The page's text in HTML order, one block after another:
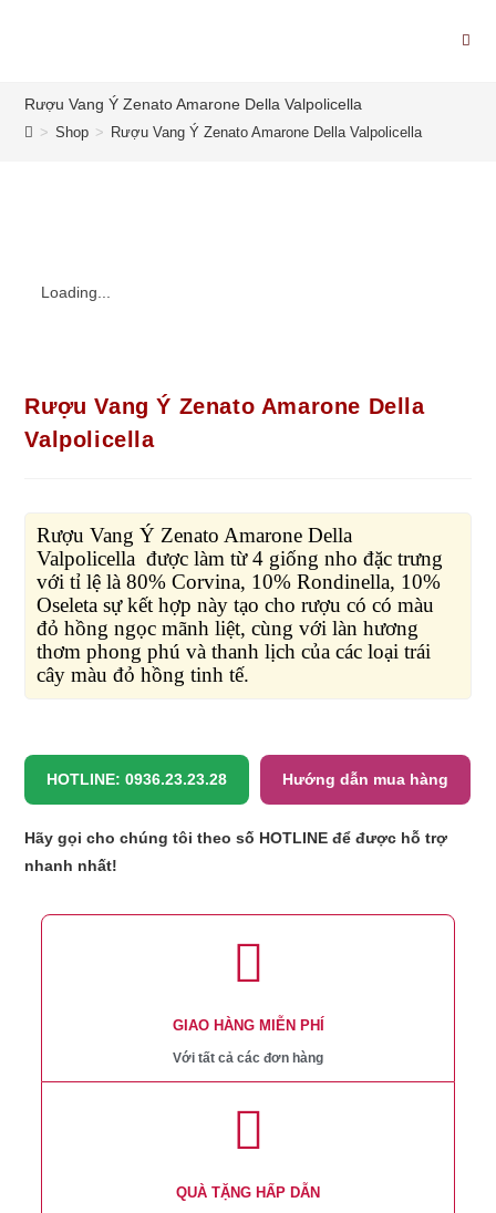
Rượu Vang Ý Zenato Amarone Della Valpolicella
> Shop > Rượu Vang Ý Zenato Amarone Della Valpolicella
Loading...
Rượu Vang Ý Zenato Amarone Della
Valpolicella
Rượu Vang Ý Zenato Amarone Della
Valpolicella được làm từ 4 giống nho đặc trưng
với tỉ lệ là 80% Corvina, 10% Rondinella, 10%
Oseleta sự kết hợp này tạo cho rượu có có màu
đỏ hồng ngọc mãnh liệt, cùng với làn hương
thơm phong phú và thanh lịch của các loại trái
cây màu đỏ hồng tinh tế.
HOTLINE: 0936.23.23.28 Hướng dẫn mua hàng
Hãy gọi cho chúng tôi theo số HOTLINE để được hỗ trợ
nhanh nhất!
GIAO HÀNG MIỄN PHÍ
Với tất cả các đơn hàng
QUÀ TẶNG HẤP DẪN